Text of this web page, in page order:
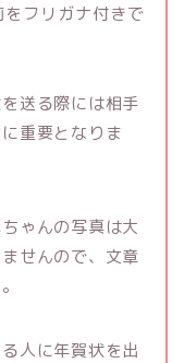
フリガナ付きで
送る際には相手
重要となりま
ゃんの写真は大
せんので、文章
人に年賀状を出